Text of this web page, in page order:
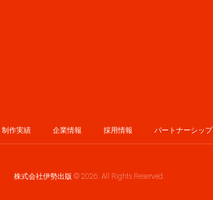
制作実績 企業情報 採用情報 パートナーシップ
株式会社伊勢出版 © 2026. All Rights Reserved.